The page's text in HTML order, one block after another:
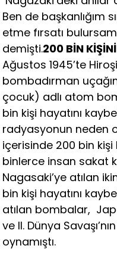
Ben de başkanlığım
etme fırsatı
demişti.200 BİN
Ağustos 1945’te
bombadırman
çocuk) adlı atom
bin kişi hayatını
radyasyonun neden
içerisinde 200 bin kişi
binlerce insan sakat
Nagasaki’ye atılan
bin kişi hayatını
atılan bombalar,
ve II. Dünya
oynamıştı.